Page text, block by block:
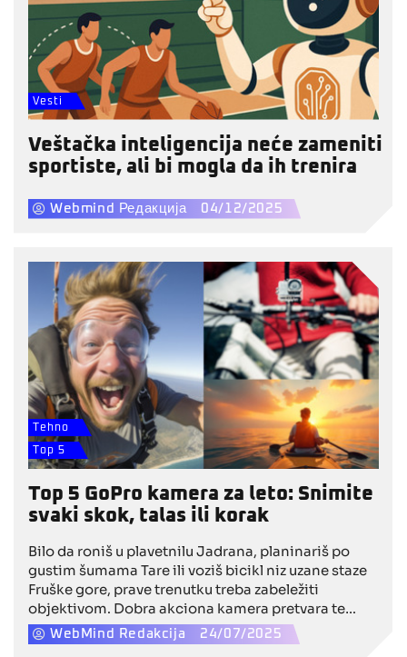
Vesti
Veštačka inteligencija neće zameniti
sportiste, ali bi mogla da ih trenira
Webmind Редакција 04/12/2025
Tehno
Top 5
Top 5 GoPro kamera za leto: Snimite
svaki skok, talas ili korak
Bilo da roniš u plavetnilu Jadrana, planinariš po
gustim šumama Tare ili voziš bicikl niz uzane staze
Fruške gore, prave trenutku treba zabeležiti
objektivom. Dobra akciona kamera pretvara te
momente u trajne uspomene, sa snimcima koji
izgledaju kao da su iz filma. Zato WebMind bira pet
WebMind Redakcija 24/07/2025